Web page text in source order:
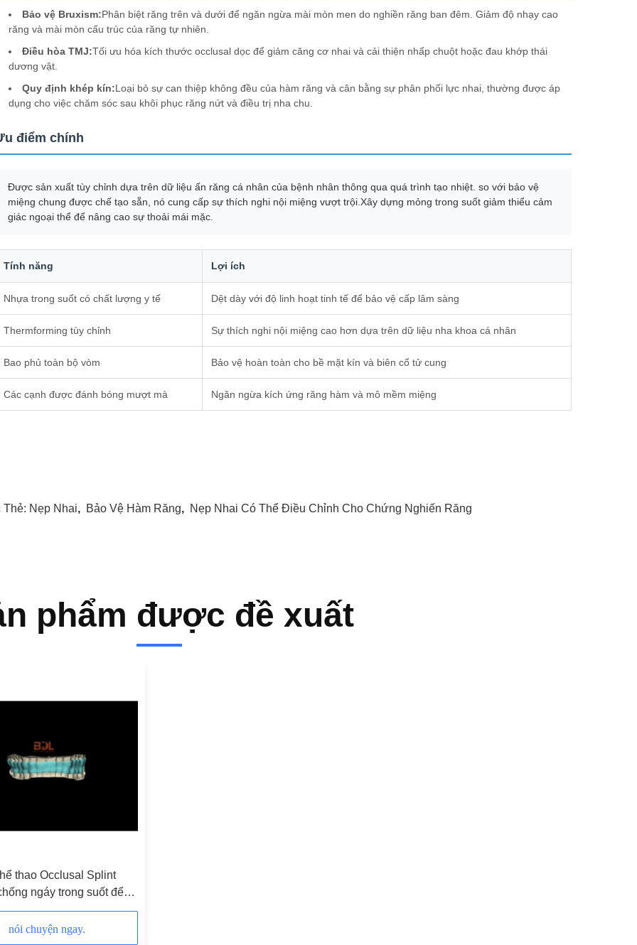
Bảo vệ Bruxism:Phân biệt răng trên và dưới để ngăn ngừa mài mòn men do nghiền răng ban đêm. Giảm độ nhạy cao
răng và mài mòn cấu trúc của răng tự nhiên.
Điều hòa TMJ:Tối ưu hóa kích thước occlusal dọc để giảm căng cơ nhai và cải thiện nhấp chuột hoặc đau khớp thái
dương vật.
Quy định khép kín:Loại bỏ sự can thiệp không đều của hàm răng và cân bằng sự phân phối lực nhai, thường được áp
dụng cho việc chăm sóc sau khôi phục răng nứt và điều trị nha chu.
điểm chính
Được sản xuất tùy chỉnh dựa trên dữ liệu ấn răng cá nhân của bệnh nhân thông qua quá trình tạo nhiệt. so với bảo vệ
miệng chung được chế tạo sẵn, nó cung cấp sự thích nghi nội miệng vượt trội.Xây dựng mỏng trong suốt giảm thiểu cảm
giác ngoại thể để nâng cao sự thoải mái mặc.
Tính năng Lợi ích
Nhựa trong suốt có chất lượng y tế Dệt dày với độ linh hoạt tinh tế để bảo vệ cấp lâm sàng
Thermforming tùy chỉnh Sự thích nghi nội miệng cao hơn dựa trên dữ liệu nha khoa cá nhân
Bao phủ toàn bộ vòm Bảo vệ hoàn toàn cho bề mặt kín và biên cổ tử cung
Các cạnh được đánh bóng mượt mà Ngăn ngừa kích ứng răng hàm và mô mềm miệng
Thẻ: Nẹp Nhai, Bảo Vệ Hàm Răng, Nẹp Nhai Có Thể Điều Chỉnh Cho Chứng Nghiến Răng
phẩm được đề xuất
thao Occlusal Splint
ngáy trong suốt để
an toàn
nói chuyện ngay.